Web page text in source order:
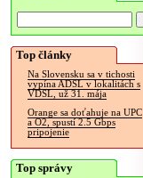
Top články
Na Slovensku sa v tichosti
vypína ADSL v lokalitách s
VDSL, už 31. mája
Orange sa doťahuje na UPC
a O2, spustí 2.5 Gbps
pripojenie
Top správy